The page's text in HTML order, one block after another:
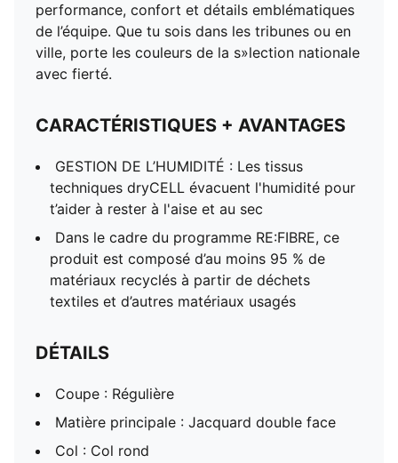
performance, confort et détails emblématiques
de l’équipe. Que tu sois dans les tribunes ou en
ville, porte les couleurs de la s»lection nationale
avec fierté.
CARACTÉRISTIQUES + AVANTAGES
GESTION DE L’HUMIDITÉ : Les tissus
techniques dryCELL évacuent l'humidité pour
t’aider à rester à l'aise et au sec
Dans le cadre du programme RE:FIBRE, ce
produit est composé d’au moins 95 % de
matériaux recyclés à partir de déchets
textiles et d’autres matériaux usagés
DÉTAILS
Coupe : Régulière
Matière principale : Jacquard double face
Col : Col rond